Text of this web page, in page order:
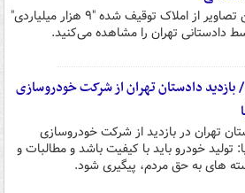
اولین تصاویر از املاک توقیف شده "۹ هزار میلیاردی"
دادستانی تهران را مشاهده می‌کنید.
بازدید دادستان تهران از شرکت خودروسازی
تهران در بازدید از شرکت خودروسازی
تولید خودرو باید با کیفیت باشد و مطالبات و
های به حق مردم، پیگیری شود.